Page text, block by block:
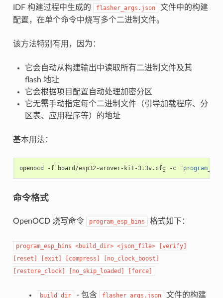
IDF 构建过程中生成的
flasher_args.json
文件中的构建
配置，在单个命令中烧写多个二进制文件。
该方法特别有用，因为：
它会自动从构建输出中读取所有二进制文件及其
flash 地址
它会根据项目配置自动处理加密分区
它无需手动指定每个二进制文件（引导加载程序、分
区表、应用程序等）的地址
基本用法：
openocd -f board/esp32-wrover-kit-3.3v.cfg -c
命令格式
OpenOCD 烧写命令 program_esp_bins 格式如下：
program_esp_bins <build_dir> <json_file>
[verify]
[reset]
[exit] [compress]
[no_clock_boost]
[restore_clock]
[no_skip_loaded] [force]
build_dir - 包含 flasher_args.json 文件的构建